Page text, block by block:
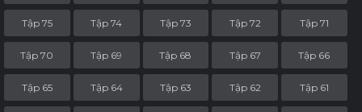
Tập 75 Tập 74 Tập 73 Tập 72 Tập 71
Tập 70 Tập 69 Tập 68 Tập 67 Tập 66
Tập 65 Tập 64 Tập 63 Tập 62 Tập 61